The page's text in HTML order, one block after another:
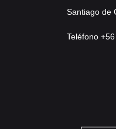
Santiago de
Teléfono